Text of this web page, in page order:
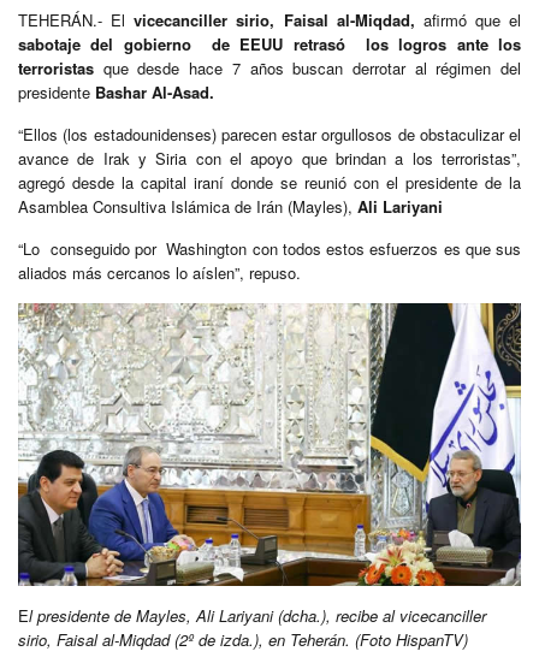
TEHERÁN.- Elvicecanciller sirio, Faisal al-Miqdad, afirmó que el
sabotaje del gobierno de EEUU retrasó los logros ante los
terroristas que desde hace 7 años buscan derrotar al régimen del
presidente Bashar Al-Asad.
“Ellos (los estadounidenses) parecen estar orgullosos de obstaculizar el
avance de Irak y Siria con el apoyo que brindan a los terroristas”,
agregó desde la capital iraní donde se reunió con el presidente de la
Asamblea Consultiva Islámica de Irán (Mayles), Ali Lariyani
“Lo conseguido por Washington con todos estos esfuerzos es que sus
aliados más cercanos lo aíslen”, repuso.
El presidente de Mayles, Ali Lariyani (dcha.), recibe al vicecanciller
sirio, Faisal al-Miqdad (2º de izda.), en Teherán. (Foto HispanTV)